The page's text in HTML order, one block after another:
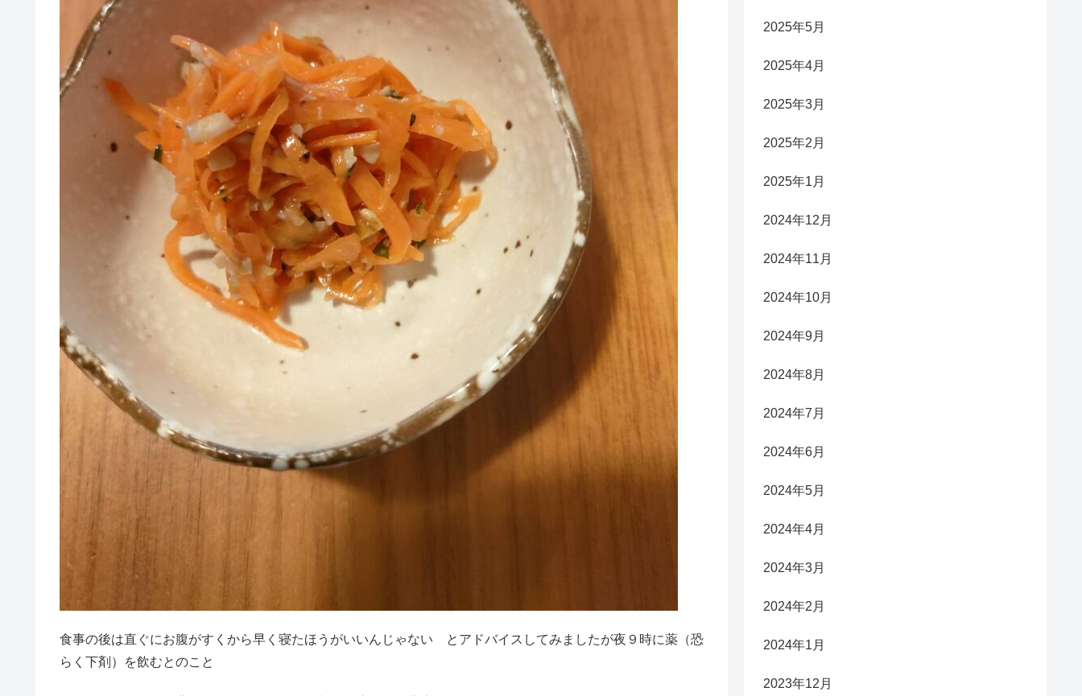
食事の後は直ぐにお腹がすくから早く寝たほうがいいんじゃない とアドバイスしてみましたが夜９時に薬（恐
らく下剤）を飲むとのこと
2025年5月
2025年4月
2025年3月
2025年2月
2025年1月
2024年12月
2024年11月
2024年10月
2024年9月
2024年8月
2024年7月
2024年6月
2024年5月
2024年4月
2024年3月
2024年2月
2024年1月
2023年12月